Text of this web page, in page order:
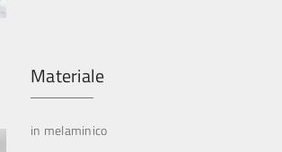
Materiale
in melaminico